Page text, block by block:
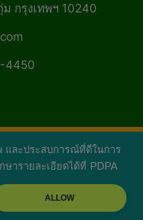
และประสบการณ์ที่ดีในการ
ารายละเอียดได้ที่ PDPA
ALLOW
กรุงเทพฯ 10240
4450
Plus mag | กรีน
อมีชีวิต
youtube